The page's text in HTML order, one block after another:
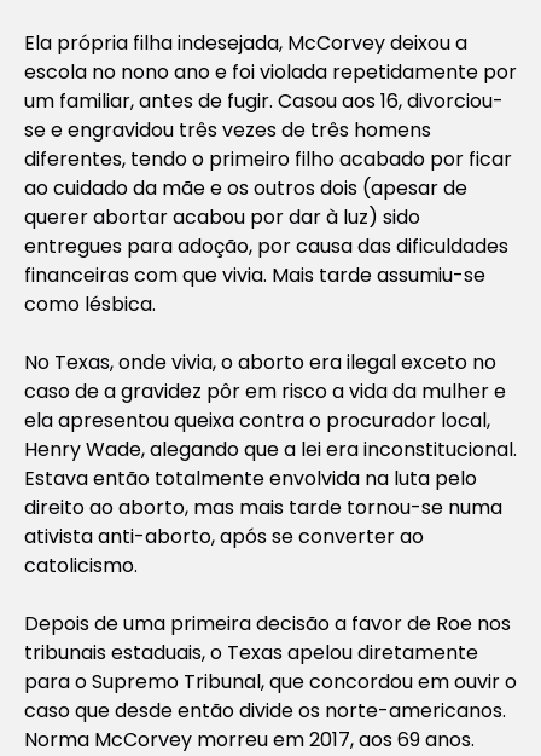
Ela própria filha indesejada, McCorvey deixou a
escola no nono ano e foi violada repetidamente por
um familiar, antes de fugir. Casou aos 16, divorciou-
se e engravidou três vezes de três homens
diferentes, tendo o primeiro filho acabado por ficar
ao cuidado da mãe e os outros dois (apesar de
querer abortar acabou por dar à luz) sido
entregues para adoção, por causa das dificuldades
financeiras com que vivia. Mais tarde assumiu-se
como lésbica.
No Texas, onde vivia, o aborto era ilegal exceto no
caso de a gravidez pôr em risco a vida da mulher e
ela apresentou queixa contra o procurador local,
Henry Wade, alegando que a lei era inconstitucional.
Estava então totalmente envolvida na luta pelo
direito ao aborto, mas mais tarde tornou-se numa
ativista anti-aborto, após se converter ao
catolicismo.
Depois de uma primeira decisão a favor de Roe nos
tribunais estaduais, o Texas apelou diretamente
para o Supremo Tribunal, que concordou em ouvir o
caso que desde então divide os norte-americanos.
Norma McCorvey morreu em 2017, aos 69 anos.